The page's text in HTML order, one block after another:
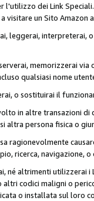
dei Link
visitare un Sito
leggerai,
memorizzerai
qualsiasi nome
o sostituirai il
in altre transazioni
altra persona fisica o
ragionevolmente
ricerca, navigazione,
né altrimenti utilizzerai
codici maligni o
o installata sul loro